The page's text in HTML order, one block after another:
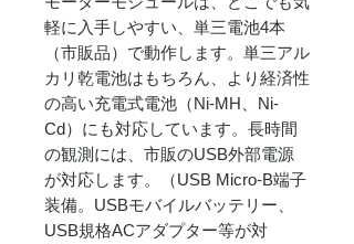
軽に入手しやすい、単三電池4本
（市販品）で動作します。単三アル
カリ乾電池はもちろん、より経済性
の高い充電式電池（Ni-MH、Ni-
Cd）にも対応しています。長時間
の観測には、市販のUSB外部電源
が対応します。（USB Micro-B端子
装備。USBモバイルバッテリー、
USB規格ACアダプター等が対